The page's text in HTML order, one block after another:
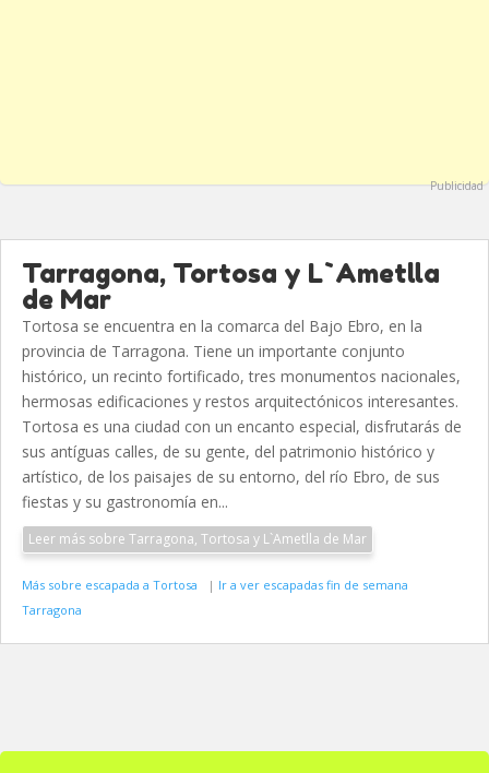
Publicidad
Tarragona, Tortosa y L`Ametlla
de Mar
Tortosa se encuentra en la comarca del Bajo Ebro, en la
provincia de Tarragona. Tiene un importante conjunto
histórico, un recinto fortificado, tres monumentos nacionales,
hermosas edificaciones y restos arquitectónicos interesantes.
Tortosa es una ciudad con un encanto especial, disfrutarás de
sus antíguas calles, de su gente, del patrimonio histórico y
artístico, de los paisajes de su entorno, del río Ebro, de sus
fiestas y su gastronomía en...
Leer más sobre Tarragona, Tortosa y L`Ametlla de Mar
Más sobre escapada a Tortosa | Ir a ver escapadas fin de semana
Tarragona